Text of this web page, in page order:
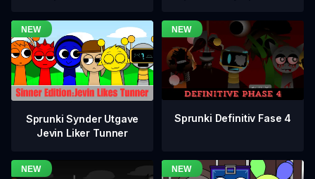
Sprunki Synder Utgave
Jevin Liker Tunner
Sprunki Definitiv Fase 4